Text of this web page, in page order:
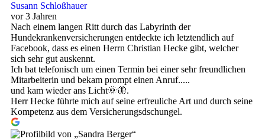
Susann Schloßhauer
vor 3 Jahren
Nach einem langen Ritt durch das Labyrinth der
Hundekrankenversicherungen entdeckte ich letztendlich auf
Facebook, dass es einen Herrn Christian Hecke gibt, welcher
sich sehr gut auskennt.
Ich bat telefonisch um einen Termin bei einer sehr freundlichen
Mitarbeiterin und bekam prompt einen Anruf.....
und kam wieder ans Licht🌞🦋.
Herr Hecke führte mich auf seine erfreuliche Art und durch seine
Kompetenz aus dem Versicherungsdschungel.